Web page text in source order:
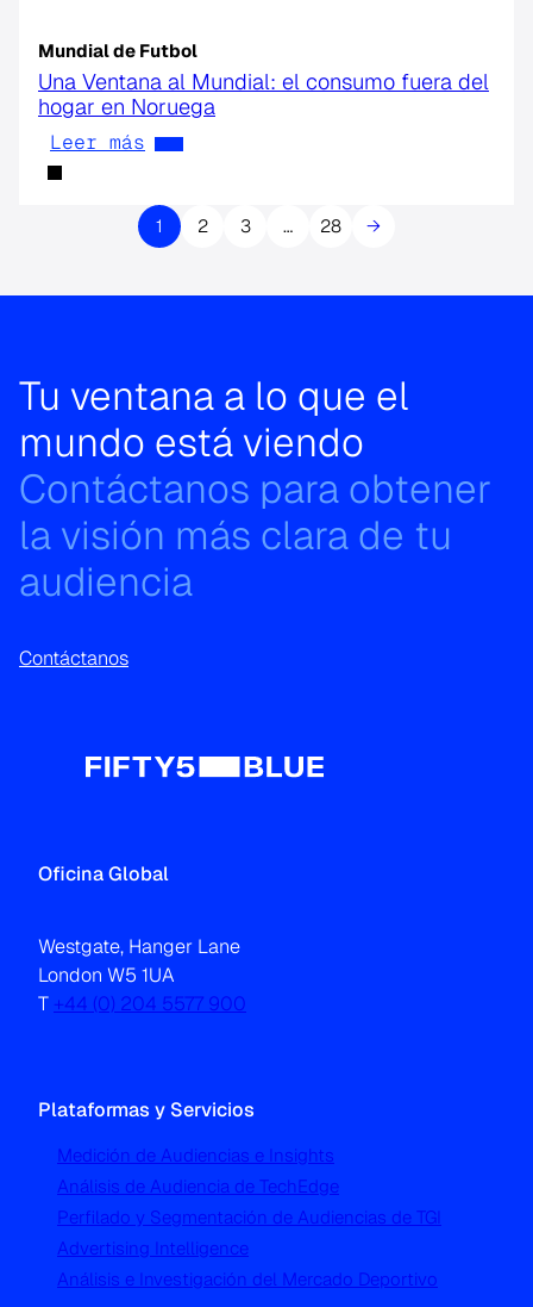
Mundial de Futbol
Una Ventana al Mundial: el consumo fuera del
hogar en Noruega
Leer más
1 2 3 … 28 →
Tu ventana a lo que el
mundo está viendo
Contáctanos para obtener
la visión más clara de tu
audiencia
Contáctanos
Oficina Global
Westgate, Hanger Lane
London W5 1UA
T +44 (0) 204 5577 900
Plataformas y Servicios
Medición de Audiencias e Insights
Análisis de Audiencia de TechEdge
Perfilado y Segmentación de Audiencias de TGI
Advertising Intelligence
Análisis e Investigación del Mercado Deportivo